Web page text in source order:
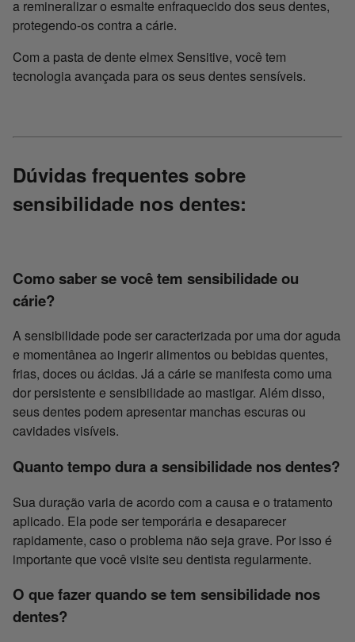
a remineralizar o esmalte enfraquecido dos seus dentes,
protegendo-os contra a cárie.
Com a pasta de dente elmex Sensitive, você tem
tecnologia avançada para os seus dentes sensíveis.
Dúvidas frequentes sobre
sensibilidade nos dentes:
Como saber se você tem sensibilidade ou
cárie?
A sensibilidade pode ser caracterizada por uma dor aguda
e momentânea ao ingerir alimentos ou bebidas quentes,
frias, doces ou ácidas. Já a cárie se manifesta como uma
dor persistente e sensibilidade ao mastigar. Além disso,
seus dentes podem apresentar manchas escuras ou
cavidades visíveis.
Quanto tempo dura a sensibilidade nos dentes?
Sua duração varia de acordo com a causa e o tratamento
aplicado. Ela pode ser temporária e desaparecer
rapidamente, caso o problema não seja grave. Por isso é
importante que você visite seu dentista regularmente.
O que fazer quando se tem sensibilidade nos
dentes?